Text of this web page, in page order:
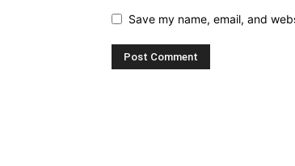
Save my name, email, and